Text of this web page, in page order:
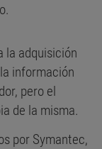
la adquisición
información
pero el
de la misma.
por Symantec,